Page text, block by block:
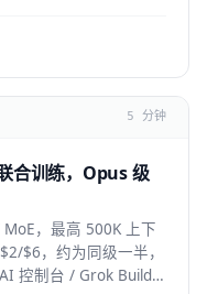
5 分钟
合训练，Opus 级
，最高 500K 上下
$6，约为同级一半，
控制台 / Grok Build /